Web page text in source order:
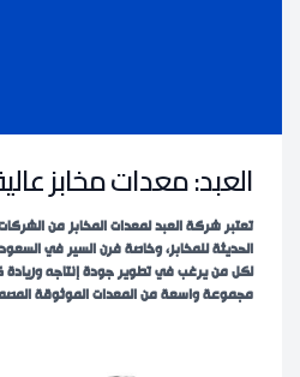
العبد: معدات مخابز
تعتبر شركة العبد لمعدات المخابز من
الحديثة للمخابز، وخاصة فرن السير في
لكل من يرغب في تطوير جودة إنتاجه
مجموعة واسعة من المعدات الموثوقة